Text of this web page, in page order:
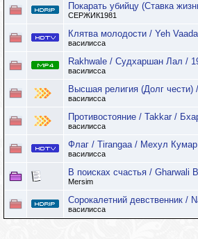
Покарать убийцу (Ставка
СЕРЖИК1981
Клятва молодости / Yeh
василисса
Rakhwale / Судхаршан Лал /
василисса
Высшая религия (Долг
василисса
Противостояние / Takkar /
василисса
Флаг / Tirangaa / Мехул
василисса
В поисках счастья / Gharwali
Mersim
Сорокалетний девственник /
василисса